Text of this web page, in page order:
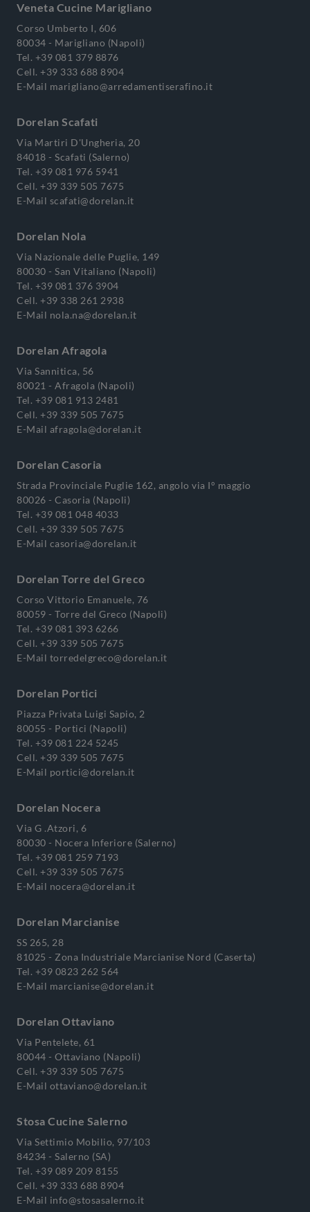
Veneta Cucine Marigliano
Corso Umberto I, 606
80034 - Marigliano (Napoli)
Tel. +39 081 379 8876
Cell. +39 333 688 8904
E-Mail marigliano@arredamentiserafino.it
Dorelan Scafati
Via Martiri D'Ungheria, 20
84018 - Scafati (Salerno)
Tel. +39 081 976 5941
Cell. +39 339 505 7675
E-Mail scafati@dorelan.it
Dorelan Nola
Via Nazionale delle Puglie, 149
80030 - San Vitaliano (Napoli)
Tel. +39 081 376 3904
Cell. +39 338 261 2938
E-Mail nola.na@dorelan.it
Dorelan Afragola
Via Sannitica, 56
80021 - Afragola (Napoli)
Tel. +39 081 913 2481
Cell. +39 339 505 7675
E-Mail afragola@dorelan.it
Dorelan Casoria
Strada Provinciale Puglie 162, angolo via I° maggio
80026 - Casoria (Napoli)
Tel. +39 081 048 4033
Cell. +39 339 505 7675
E-Mail casoria@dorelan.it
Dorelan Torre del Greco
Corso Vittorio Emanuele, 76
80059 - Torre del Greco (Napoli)
Tel. +39 081 393 6266
Cell. +39 339 505 7675
E-Mail torredelgreco@dorelan.it
Dorelan Portici
Piazza Privata Luigi Sapio, 2
80055 - Portici (Napoli)
Tel. +39 081 224 5245
Cell. +39 339 505 7675
E-Mail portici@dorelan.it
Dorelan Nocera
Via G .Atzori, 6
80030 - Nocera Inferiore (Salerno)
Tel. +39 081 259 7193
Cell. +39 339 505 7675
E-Mail nocera@dorelan.it
Dorelan Marcianise
SS 265, 28
81025 - Zona Industriale Marcianise Nord (Caserta)
Tel. +39 0823 262 564
E-Mail marcianise@dorelan.it
Dorelan Ottaviano
Via Pentelete, 61
80044 - Ottaviano (Napoli)
Cell. +39 339 505 7675
E-Mail ottaviano@dorelan.it
Stosa Cucine Salerno
Via Settimio Mobilio, 97/103
84234 - Salerno (SA)
Tel. +39 089 209 8155
Cell. +39 333 688 8904
E-Mail info@stosasalerno.it